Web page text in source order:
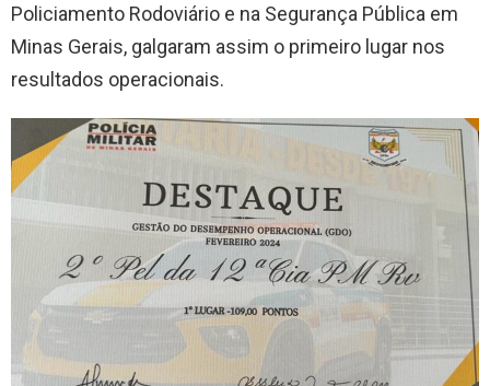
Policiamento Rodoviário e na Segurança Pública em
Minas Gerais, galgaram assim o primeiro lugar nos
resultados operacionais.